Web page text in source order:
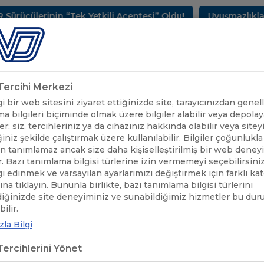
“Tek Yetkili Acentesi” Oldu! Uyuşmazlıkların
SEKTÖREL BİLGİLER UND YAYINLARI
ÖNEMLİ DUYURULAR / ALMANYA'YA GERÇEKLEŞTİRİLEN
GERÇEKLEŞTİRİLEN
Merkezi
bir web sitesini ziyaret ettiğinizde site, tarayıcınızdan
bilgileri biçiminde olmak üzere bilgiler alabilir veya
siz, tercihleriniz ya da cihazınız hakkında olabilir veya siteyi
şekilde çalıştırmak üzere kullanılabilir. Bilgiler
tanımlamaz ancak size daha kişiselleştirilmiş bir web
Bazı tanımlama bilgisi türlerine izin vermemeyi
edinmek ve varsayılan ayarlarımızı değiştirmek için farklı
tıklayın. Bununla birlikte, bazı tanımlama bilgisi türlerini
site deneyiminiz ve sunabildiğimiz hizmetler bu
Bilgi
Yönet